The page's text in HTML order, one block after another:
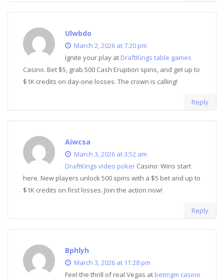
Ulwbdo
March 2, 2026 at 7:20 pm
Ignite your play at DraftKings table games
Casino. Bet $5, grab 500 Cash Eruption spins, and get up to
$1K credits on day-one losses. The crown is calling!
Reply
Aiwcsa
March 3, 2026 at 3:52 am
DraftKings video poker Casino: Wins start
here. New players unlock 500 spins with a $5 bet and up to
$1K credits on first losses. Join the action now!
Reply
Bphlyh
March 3, 2026 at 11:28 pm
Feel the thrill of real Vegas at betmgm casino